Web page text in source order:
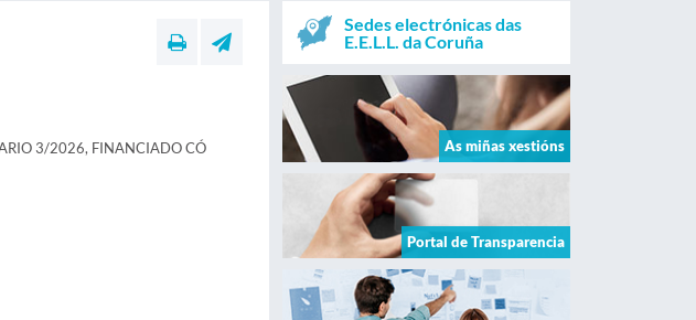
3/2026, FINANCIADO CÓ
Sedes electrónicas das
E.E.L.L. da Coruña
As miñas xestións
Portal de Transparencia